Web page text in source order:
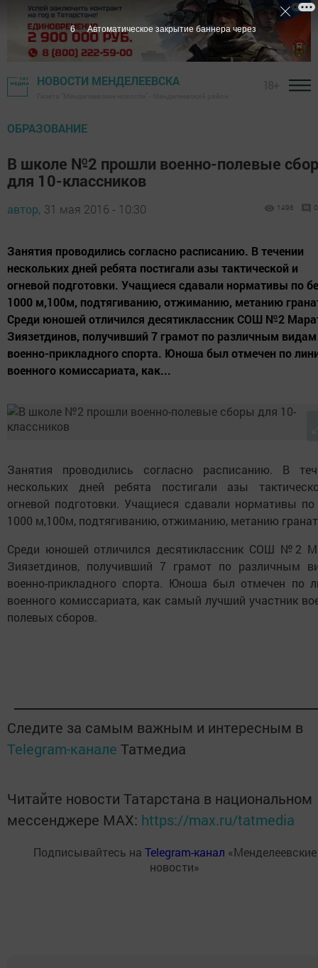
НОВОСТИ МЕНДЕЛЕЕВСКА
ОБРАЗОВАНИЕ
В школе №2 прошли военно-полевые
для 10-классников
автор, 31 мая 2016 - 10:30 1496 0
Занятия проводились согласно расписанию. В течении
нескольких дней ребята постигали азы тактической и
огневой подготовки. Учащиеся сдавали нормативы по
1000 м,100м, подтягиванию, отжиманию, метанию
Среди юношей отличился десятиклассник СОШ №2
Зиязетдинов, получивший 7 грамот по различным видам
военно-прикладного спорта. Юноша был отмечен по
военного комиссариата, как...
Занятия проводились согласно расписанию. В
нескольких дней ребята постигали азы
огневой подготовки. Учащиеся сдавали нормативы по
1000 м,100м, подтягиванию, отжиманию, метанию
Среди юношей отличился десятиклассник СОШ №2
Зиязетдинов, получивший 7 грамот по различным
военно-прикладного спорта. Юноша был отмечен по
военного комиссариата, как самый лучший участник
полевых сборов.
Следите за самым важным и интересным в
Telegram-канале Татмедиа
Читайте новости Татарстана в национальном
мессенджере MАХ: https://max.ru/tatmedia
Подписывайтесь на Telegram-канал «Менделеевские
новости»
5 Автоматическое закрытие баннера через